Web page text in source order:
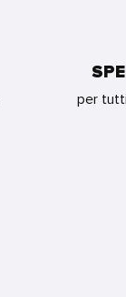
per